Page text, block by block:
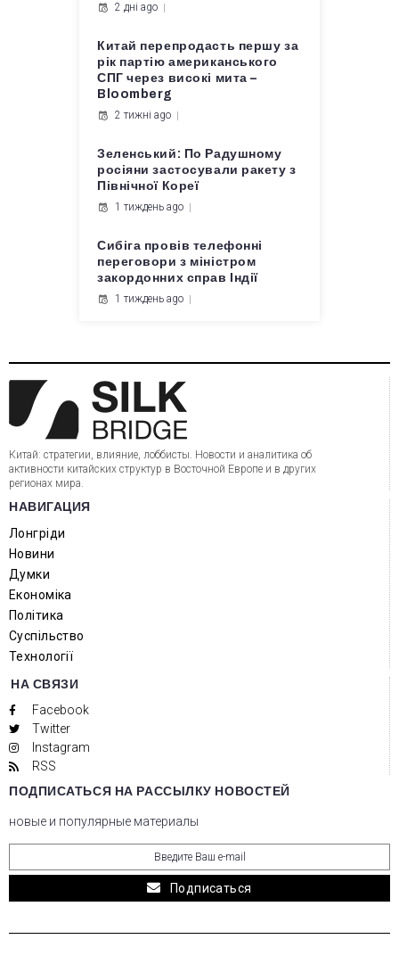
2 дні ago
Китай перепродасть першу за
рік партію американського
СПГ через високі мита –
Bloomberg
2 тижні ago
Зеленський: По Радушному
росіяни застосували ракету з
Північної Кореї
1 тиждень ago
Сибіга провів телефонні
переговори з міністром
закордонних справ Індії
1 тиждень ago
Китай: стратегии, влияние, лоббисты. Новости и аналитика об
активности китайских структур в Восточной Европе и в других
регионах мира.
НАВИГАЦИЯ
Лонгріди
Новини
Думки
Економіка
Політика
Суспільство
Технології
НА СВЯЗИ
Facebook
Twitter
Instagram
RSS
ПОДПИСАТЬСЯ НА РАССЫЛКУ НОВОСТЕЙ
новые и популярные материалы
Подписаться